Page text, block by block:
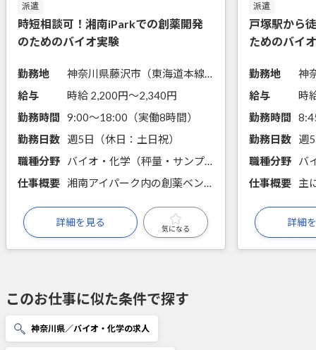
派遣
時短相談可！湘南iParkでの創薬開発
のためのバイオ実験
勤務地
神奈川県藤沢市（東海道本線(東京－熱海)藤沢駅からバス12分）
給与
時給 2,200円〜2,340円
勤務時間
9:00～18:00（実働8時間）
勤務日数
週5日（休日：土日祝）
職種分野
バイオ・化学（秤量・サンプリング・分注、細胞培養・分取、タンパク質実験）
仕事概要
湘南アイパーク内の創薬ベンチャー。新規創薬のため、社員の指示に従って細胞培養やウェスタンブロッティングを実施します。週4や時短相談OKです★
詳細を見る
気になる
派遣
戸塚駅から
ためのバイ
勤務地
給与
時
勤務時間
勤務日数
週
職種分野
仕事概要
詳細
このお仕事に似た条件で探す
神奈川県／バイオ・化学の求人